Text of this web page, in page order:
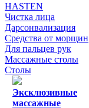
HASTEN
Чистка лица
Дарсонвализация
Средства от морщин
Для пальцев рук
Массажные столы
Столы
Эксклюзивные
массажные